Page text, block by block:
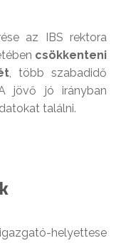
az IBS rektora
csökkenteni
, több szabadidő
jövő jó irányban
találni.
helyettese